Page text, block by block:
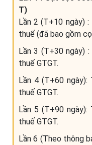
T)
Lần 2 (T+10 ngày) :
thuế (đã bao gồm
Lần 3 (T+30 ngày)
thuế GTGT.
Lần 4 (T+60 ngày):
thuế GTGT.
Lần 5 (T+90 ngày):
thuế GTGT.
Lần 6 (Theo thông